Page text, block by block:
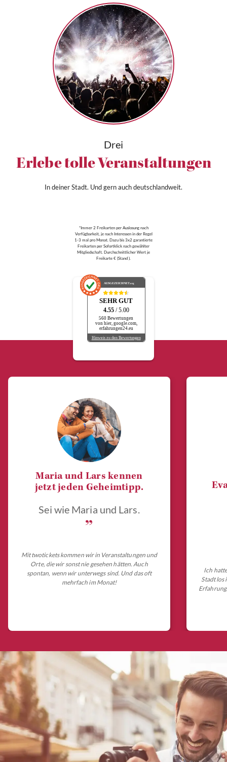
Drei
Erlebe tolle Veranstaltungen
In deiner Stadt. Und gern auch deutschlandweit.
*Immer 2 Freikarten per Auslosung nach
Verfügbarkeit, je nach Interessen in der Regel
1-3 mal pro Monat. Dazu bis 3x2 garantierte
Freikarten per Sofortklick nach gewählter
Mitgliedschaft. Durchschnittlicher Wert je
Freikarte € (Stand ).
AUSGEZEICHNET.org
SEHR GUT
4.55 / 5.00
560 Bewertungen
von hier, google.com,
erfahrungen24.eu
Hinweis zu den Bewertungen
Maria und Lars kennen
jetzt jeden Geheimtipp.
Sei wie Maria und Lars.
„
Mit twotickets kommen wir in Veranstaltungen und
Orte, die wir sonst nie gesehen hätten. Auch
spontan, wenn wir unterwegs sind. Und das oft
mehrfach im Monat!
Ich
Stadt los